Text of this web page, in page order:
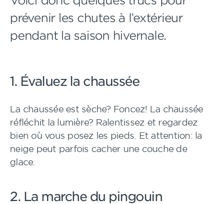
prévenir les chutes à l’extérieur
pendant la saison hivernale.
1. Évaluez la chaussée
La chaussée est sèche? Foncez! La chaussée
réfléchit la lumière? Ralentissez et regardez
bien où vous posez les pieds. Et attention: la
neige peut parfois cacher une couche de
glace.
2. La marche du pingouin